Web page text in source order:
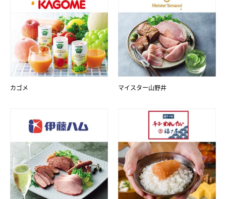
カゴメ マイスター山野井